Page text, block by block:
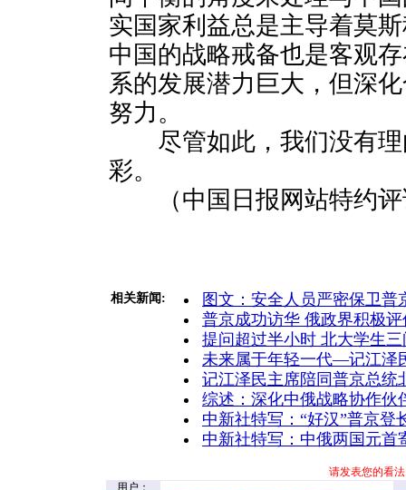
实国家利益总是主导着莫
中国的战略戒备也是客观
系的发展潜力巨大，但深
努力。
尽管如此，我们没有理
彩。
（中国日报网站特约评
相关新闻:
图文：安全人员严密保卫普
普京成功访华 俄政界积极
提问超过半小时 北大学生
未来属于年轻一代—记江泽
记江泽民主席陪同普京总统
综述：深化中俄战略协作伙
中新社特写：“好汉”普京登
中新社特写：中俄两国元首
请发表您的看
用户：